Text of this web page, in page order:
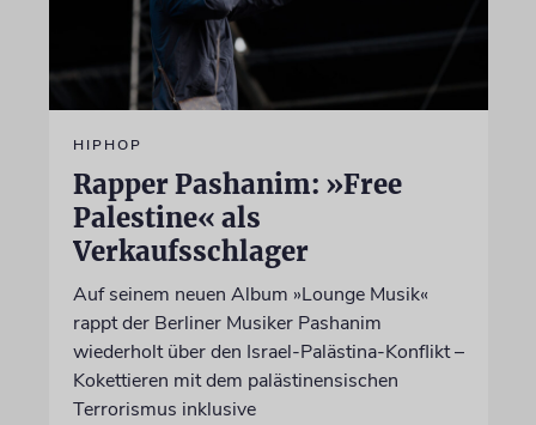
HIPHOP
Rapper Pashanim: »Free
Palestine« als
Verkaufsschlager
Auf seinem neuen Album »Lounge Musik«
rappt der Berliner Musiker Pashanim
wiederholt über den Israel-Palästina-Konflikt –
Kokettieren mit dem palästinensischen
Terrorismus inklusive